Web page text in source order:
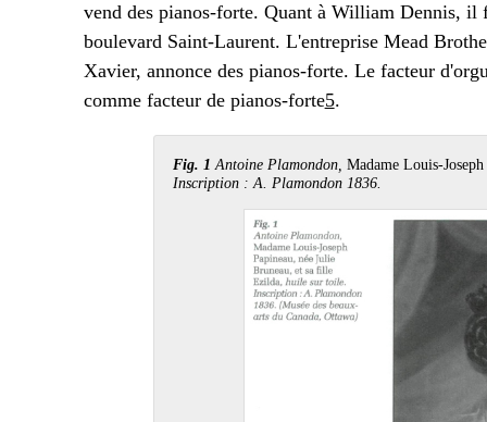
vend des pianos-forte. Quant à William Dennis, il
boulevard Saint-Laurent. L'entreprise Mead
Xavier, annonce des pianos-forte. Le facteur
comme facteur de pianos-forte5.
Fig. 1 Antoine Plamondon, Madame Louis-
Inscription : A. Plamondon 1836.